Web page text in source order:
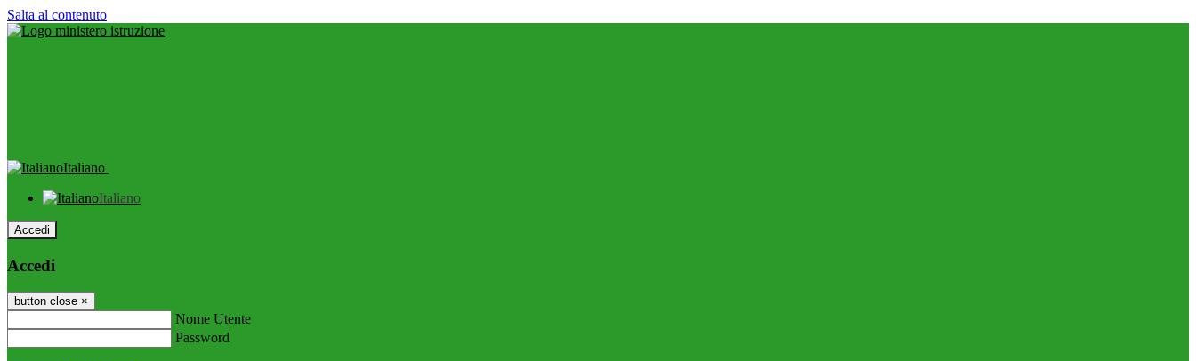
Salta al contenuto
Italiano
Italiano
Accedi
Accedi
button close ×
Nome Utente
Password